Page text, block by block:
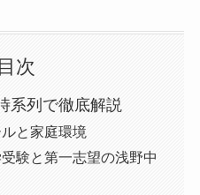
目次
系列で徹底解説
と家庭環境
験と第一志望の浅野中